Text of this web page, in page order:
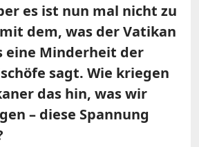
es ist nun mal nicht zu
dem, was der Vatikan
eine Minderheit der
sagt. Wie kriegen
das hin, was wir
– diese Spannung